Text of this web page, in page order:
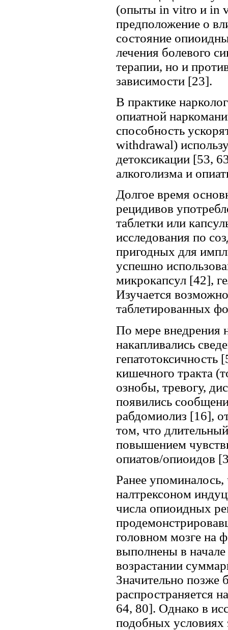
(опыты in vitro и in
предположение о
состояние
лечения болевого
терапии, но и
зависимости [23].
В практике
опиатной
способность
withdrawal)
детоксикации [53,
алкоголизма и
Долгое время
рецидивов
таблетки или
исследования по
пригодных для
успешно
микрокапсул [42],
Изучается
таблетированных
По мере внедрения
накапливались
гепатотоксичность
кишечного тракта
ознобы, тревогу,
появились
рабдомиолиз [16],
том, что
повышением
опиатов/опиоидов
Ранее упоминалось,
налтрексоном
числа опиоидных
головном мозге на
выполнены в
возрастании
Значительно позже
распространяется
64, 80]. Однако в
подобных условиях